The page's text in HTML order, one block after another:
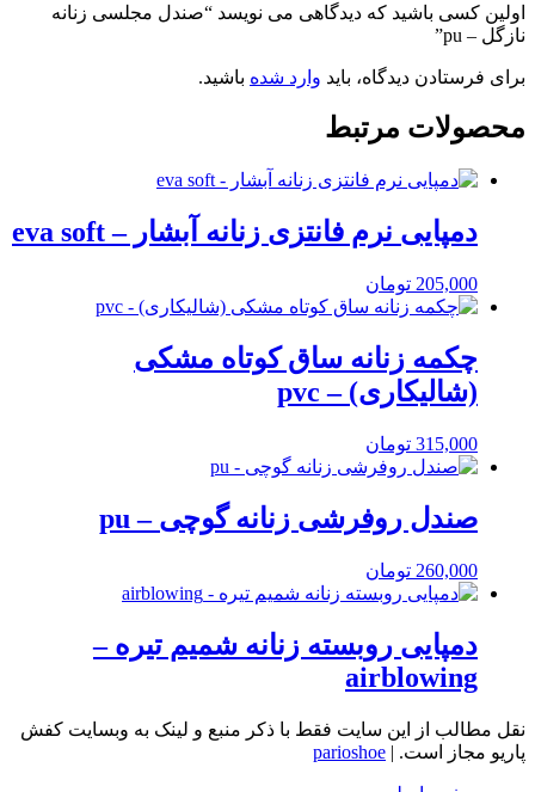
اولین کسی باشید که دیدگاهی می نویسد “صندل مجلسی زنانه
نازگل – pu”
برای فرستادن دیدگاه، باید وارد شده باشید.
محصولات مرتبط
دمپایی نرم فانتزی زنانه آبشار – eva soft
205,000 تومان
چکمه زنانه ساق کوتاه مشکی
(شالیکاری) – pvc
315,000 تومان
صندل روفرشی زنانه گوچی – pu
260,000 تومان
دمپایی روبسته زنانه شمیم تیره –
airblowing
نقل مطالب از این سایت فقط با ذکر منبع و لینک به وبسایت کفش
پاریو مجاز است. | parioshoe